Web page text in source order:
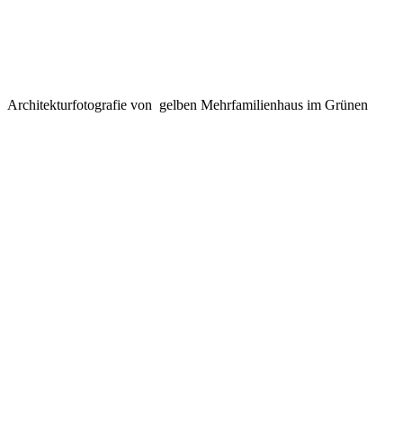
Architekturfotografie von gelben Mehrfamilienhaus im Grünen